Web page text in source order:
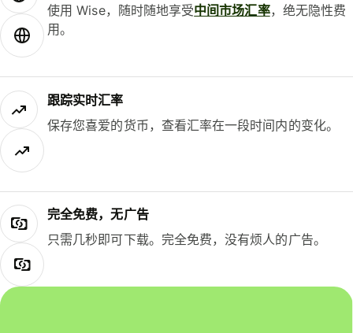
使用 Wise，随时随地享受中间市场汇率，绝无隐性费
用。
跟踪实时汇率
保存您喜爱的货币，查看汇率在一段时间内的变化。
完全免费，无广告
只需几秒即可下载。完全免费，没有烦人的广告。